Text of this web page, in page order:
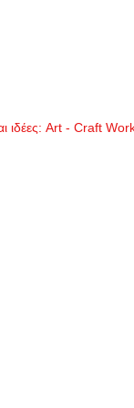
ιδέες: Art - Craft